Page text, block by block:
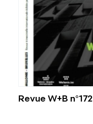
Revue W+B n°172